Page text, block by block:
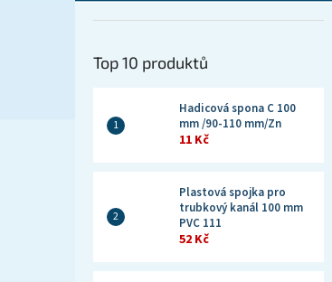
Top 10 produktů
Hadicová spona C 100
mm /90-110 mm/Zn
11 Kč
Plastová spojka pro
trubkový kanál 100 mm
PVC 111
52 Kč